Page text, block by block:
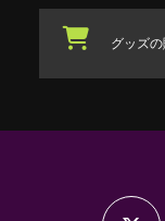
グッズの